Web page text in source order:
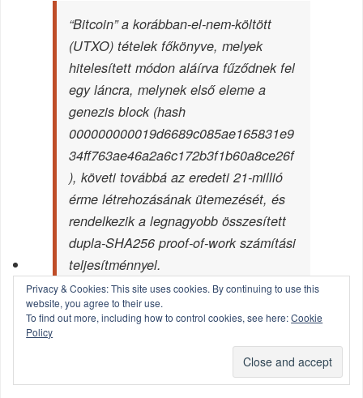
“Bitcoin” a korábban-el-nem-költött
(UTXO) tételek főkönyve, melyek
hitelesített módon aláírva fűződnek fel
egy láncra, melynek első eleme a
genezis block (hash
000000000019d6689c085ae165831e9
34ff763ae46a2a6c172b3f1b60a8ce26f
), követi továbbá az eredeti 21-millió
érme létrehozásának ütemezését, és
rendelkezik a legnagyobb összesített
dupla-SHA256 proof-of-work számítási
teljesítménnyel.
FOLYTATÁS…
jihan
Privacy & Cookies: This site uses cookies. By continuing to use this
website, you agree to their use.
To find out more, including how to control cookies, see here:Cookie
Policy